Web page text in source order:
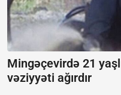
Mingəçevirdə 21
vəziyyəti ağırdır